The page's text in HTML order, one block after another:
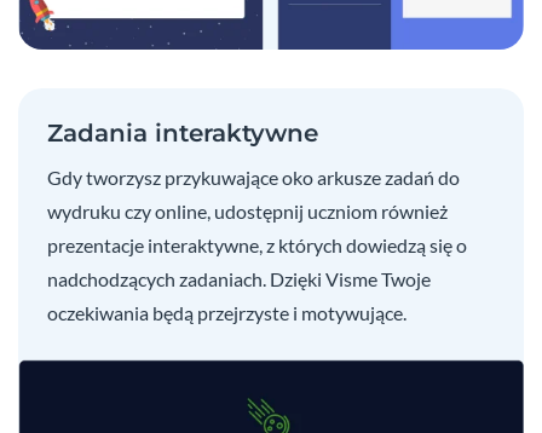
Zadania interaktywne
Gdy tworzysz przykuwające oko arkusze zadań do
wydruku czy online, udostępnij uczniom również
prezentacje interaktywne, z których dowiedzą się o
nadchodzących zadaniach. Dzięki Visme Twoje
oczekiwania będą przejrzyste i motywujące.